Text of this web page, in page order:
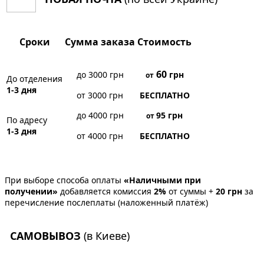
Сроки Сумма заказа Стоимость
До отделения
1-3 дня
до 3000 грн от60грн
от 3000 грн
БЕСПЛАТНО
По адресу
1-3 дня
до 4000 грн от95 грн
от 4000 грн
БЕСПЛАТНО
При выборе способа оплаты «Наличными при
получении» добавляется комиссия 2% от суммы + 20 грн за
перечисление послеплаты (наложенный платёж)
САМОВЫВОЗ (в Киеве)